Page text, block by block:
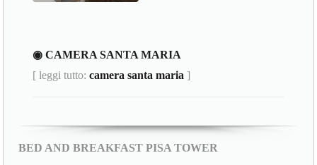
◉ CAMERA SANTA MARIA
[ leggi tutto:camera santa maria ]
BED AND BREAKFAST PISA TOWER